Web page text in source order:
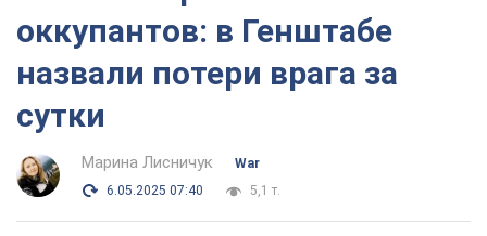
оккупантов: в Генштабе
назвали потери врага за
сутки
Марина Лисничук
War
6.05.2025 07:40
5,1 т.